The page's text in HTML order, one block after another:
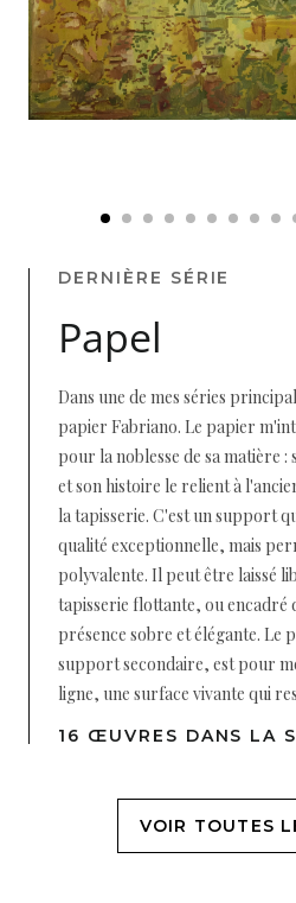
DERNIÈRE SÉRIE
Papel
Dans une de mes séries
papier Fabriano. Le papier
pour la noblesse de sa matière
et son histoire le relient à
la tapisserie. C'est un support
qualité exceptionnelle, mais
polyvalente. Il peut être laissé
tapisserie flottante, ou encadré
présence sobre et élégante. Le
support secondaire, est pour
ligne, une surface vivante qui
16 ŒUVRES DANS LA
VOIR TOUTES